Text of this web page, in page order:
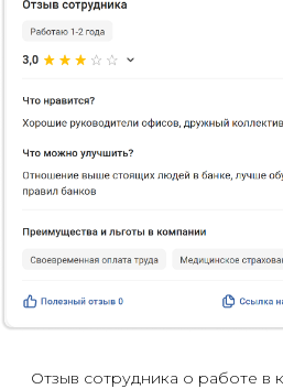
Отзыв сотрудника о работе в